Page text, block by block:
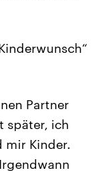
Partner
später, ich
mir Kinder.